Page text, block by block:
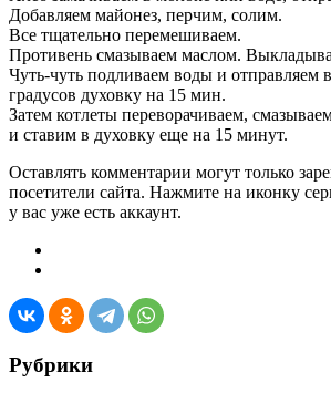
Добавляем майонез, перчим, солим.
Все тщательно перемешиваем.
Противень смазываем маслом.
Чуть-чуть подливаем воды и отправляем
градусов духовку на 15 мин.
Затем котлеты переворачиваем,
и ставим в духовку еще на 15 минут.
Оставлять комментарии могут только
посетители сайта. Нажмите на иконку
у вас уже есть аккаунт.
Рубрики